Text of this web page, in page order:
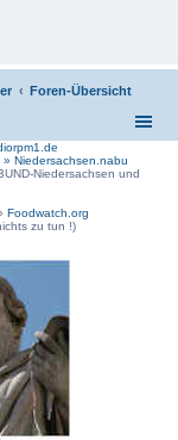
Foren-Übersicht
» Niedersachsen.nabu
Niedersachsen und
Foodwatch.org
zu tun !)